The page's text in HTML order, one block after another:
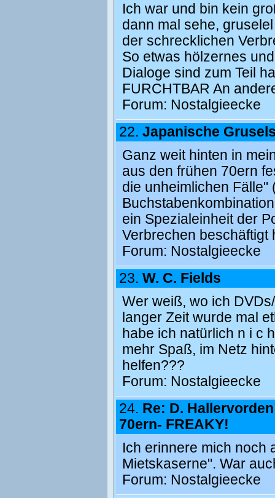
Ich war und bin kein
dann mal sehe,
der schrecklichen
So etwas hölzernes
Dialoge sind zum Teil
FURCHTBAR An
Forum: Nostalgieecke
22. Japanische
Ganz weit hinten in
aus den frühen 70ern
die unheimlichen Fälle"
ein Spezialeinheit der
Verbrechen beschäftigt
Forum: Nostalgieecke
23. W. C. Fields
Wer weiß, wo ich
langer Zeit wurde mal
habe ich natürlich n i c
mehr Spaß, im Netz
helfen???
Forum: Nostalgieecke
24. Re: D.
70ern- FREAKY!
Ich erinnere mich noch
Mietskaserne". War
Forum: Nostalgieecke